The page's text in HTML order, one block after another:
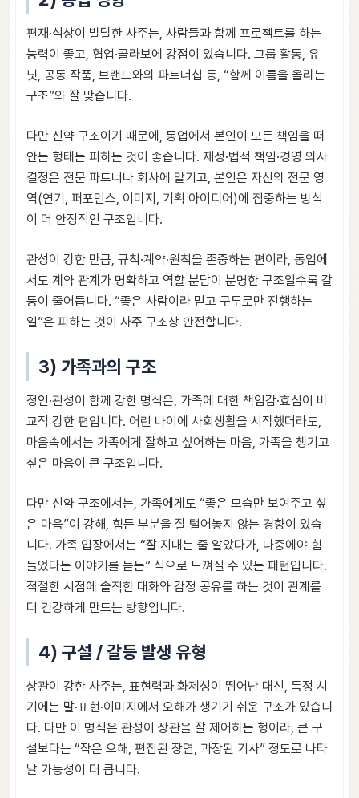
편재·식상이 발달한 사주는, 사람들과 함께 프로젝트를 하는
능력이 좋고, 협업·콜라보에 강점이 있습니다. 그룹 활동, 유
닛, 공동 작품, 브랜드와의 파트너십 등, “함께 이름을 올리는
구조”와 잘 맞습니다.
다만 신약 구조이기 때문에, 동업에서 본인이 모든 책임을 떠
안는 형태는 피하는 것이 좋습니다. 재정·법적 책임·경영 의사
결정은 전문 파트너나 회사에 맡기고, 본인은 자신의 전문 영
역(연기, 퍼포먼스, 이미지, 기획 아이디어)에 집중하는 방식
이 더 안정적인 구조입니다.
관성이 강한 만큼, 규칙·계약·원칙을 존중하는 편이라, 동업에
서도 계약 관계가 명확하고 역할 분담이 분명한 구조일수록 갈
등이 줄어듭니다. “좋은 사람이라 믿고 구두로만 진행하는
일”은 피하는 것이 사주 구조상 안전합니다.
3) 가족과의 구조
정인·관성이 함께 강한 명식은, 가족에 대한 책임감·효심이 비
교적 강한 편입니다. 어린 나이에 사회생활을 시작했더라도,
마음속에서는 가족에게 잘하고 싶어하는 마음, 가족을 챙기고
싶은 마음이 큰 구조입니다.
다만 신약 구조에서는, 가족에게도 “좋은 모습만 보여주고 싶
은 마음”이 강해, 힘든 부분을 잘 털어놓지 않는 경향이 있습
니다. 가족 입장에서는 “잘 지내는 줄 알았다가, 나중에야 힘
들었다는 이야기를 듣는” 식으로 느껴질 수 있는 패턴입니다.
적절한 시점에 솔직한 대화와 감정 공유를 하는 것이 관계를
더 건강하게 만드는 방향입니다.
4) 구설 / 갈등 발생 유형
상관이 강한 사주는, 표현력과 화제성이 뛰어난 대신, 특정 시
기에는 말·표현·이미지에서 오해가 생기기 쉬운 구조가 있습니
다. 다만 이 명식은 관성이 상관을 잘 제어하는 형이라, 큰 구
설보다는 “작은 오해, 편집된 장면, 과장된 기사” 정도로 나타
날 가능성이 더 큽니다.